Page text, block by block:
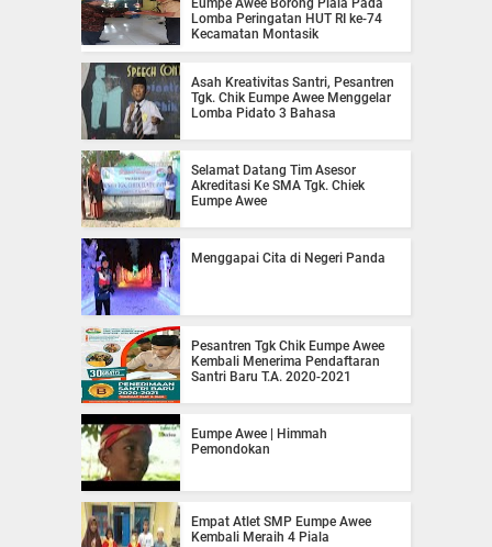
Eumpe Awee Borong Piala Pada
Lomba Peringatan HUT RI ke-74
Kecamatan Montasik
Asah Kreativitas Santri, Pesantren
Tgk. Chik Eumpe Awee Menggelar
Lomba Pidato 3 Bahasa
Selamat Datang Tim Asesor
Akreditasi Ke SMA Tgk. Chiek
Eumpe Awee
Menggapai Cita di Negeri Panda
Pesantren Tgk Chik Eumpe Awee
Kembali Menerima Pendaftaran
Santri Baru T.A. 2020-2021
Eumpe Awee | Himmah
Pemondokan
Empat Atlet SMP Eumpe Awee
Kembali Meraih 4 Piala